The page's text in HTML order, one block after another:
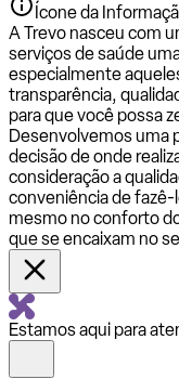
Ícone da
A Trevo nasceu com
serviços de saúde
especialmente
transparência,
para que você possa
Desenvolvemos uma
decisão de onde
consideração a
conveniência de
mesmo no conforto
que se encaixam no
Estamos aqui para